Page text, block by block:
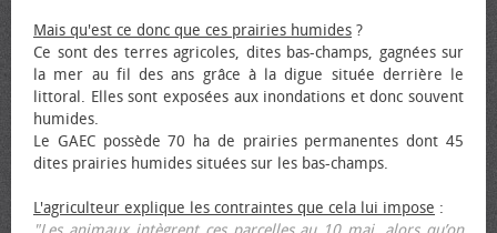
Mais qu'est ce donc que ces prairies humides ?
Ce sont des terres agricoles, dites bas-champs, gagnées sur
la mer au fil des ans grâce à la digue située derrière le
littoral. Elles sont exposées aux inondations et donc souvent
humides.
Le GAEC possède 70 ha de prairies permanentes dont 45
dites prairies humides situées sur les bas-champs.
L'agriculteur explique les contraintes que cela lui impose :